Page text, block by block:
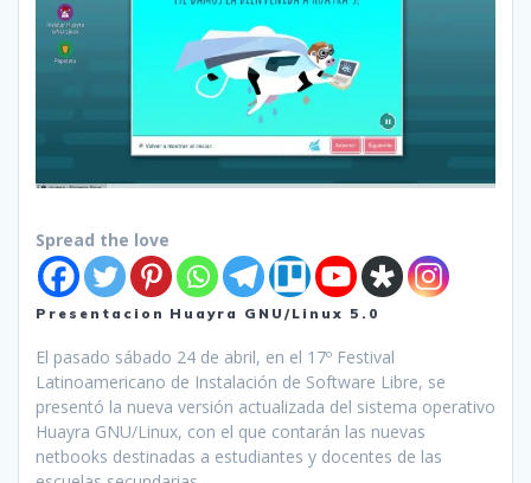
Spread the love
Presentacion Huayra GNU/Linux 5.0
El pasado sábado 24 de abril, en el 17º Festival
Latinoamericano de Instalación de Software Libre, se
presentó la nueva versión actualizada del sistema operativo
Huayra GNU/Linux, con el que contarán las nuevas
netbooks destinadas a estudiantes y docentes de las